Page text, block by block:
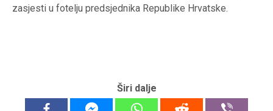
zasjesti u fotelju predsjednika Republike Hrvatske.
Širi dalje